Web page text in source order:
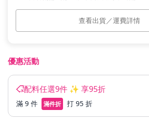
免運專區
本島運費
$225(滿 $1,500 免運)
訂單付款完成後 5 個工作日內
❷ 單筆滿 $2,888 🌟 再贈【極鮮手打花枝漿
查看出貨／運費詳情
優惠活動
配料任選9件 ✨ 享95折
滿 9 件 滿件折 打 95 折